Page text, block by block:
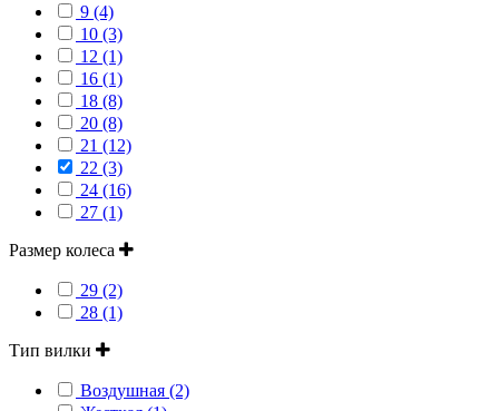
9 (4)
10 (3)
12 (1)
16 (1)
18 (8)
20 (8)
21 (12)
22 (3)
24 (16)
27 (1)
Размер колеса
29 (2)
28 (1)
Тип вилки
Воздушная (2)